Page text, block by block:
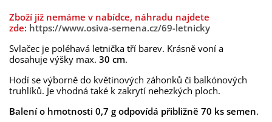
Zboží již nemáme v nabídce, náhradu najdete
zde: https://www.osiva-semena.cz/69-letnicky
Svlačec je poléhavá letnička tří barev. Krásně voní a
dosahuje výšky max. 30 cm.
Hodí se výborně do květinových záhonků či balkónových
truhlíků. Je vhodná také k zakrytí nehezkých ploch.
Balení o hmotnosti 0,7 g odpovídá přibližně 70 ks semen.